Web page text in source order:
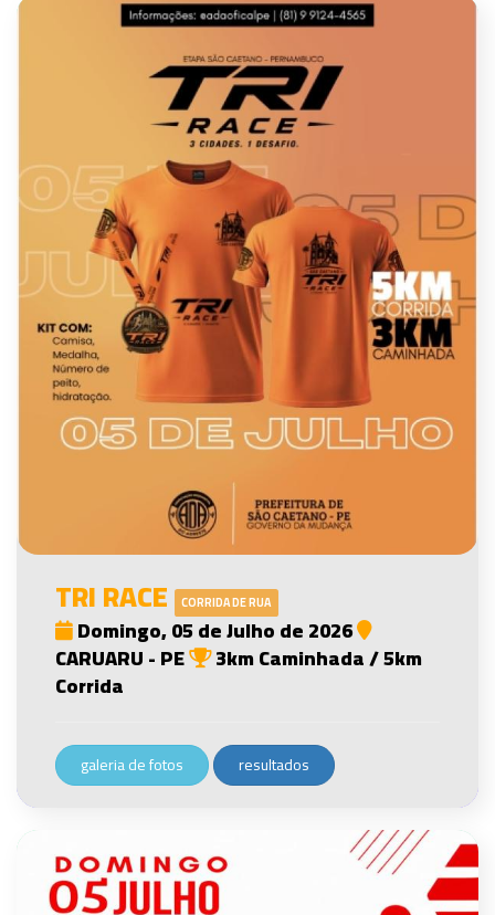
TRI RACE CORRIDA DE RUA
Domingo, 05 de Julho de 2026
CARUARU - PE 3km Caminhada / 5km
Corrida
galeria de fotos resultados